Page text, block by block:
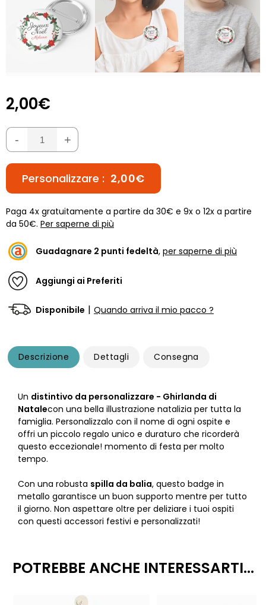
2,00€
- +
Personalizzare : 2,00€
Paga 4x gratuitamente a partire da 30€ e 9x o 12x a partire
da 50€. Per saperne di più
Guadagnare 2 punti fedeltà, per saperne di più
Aggiungi ai Preferiti
Disponibile | Quando arriva il mio pacco ?
Descrizione Dettagli Consegna
Un distintivo da personalizzare - Ghirlanda di
Natalecon una bella illustrazione natalizia per tutta la
famiglia. Personalizzalo con il nome di ogni ospite e
offri un piccolo regalo unico e duraturo che ricorderà
questo eccezionale! momento di festa per molto
tempo.
Con una robusta spilla da balia, questo badge in
metallo garantisce un buon supporto mentre per tutto
il giorno. Non aspettare oltre per deliziare i tuoi ospiti
con questi accessori festivi e personalizzati!
POTREBBE ANCHE INTERESSARTI...